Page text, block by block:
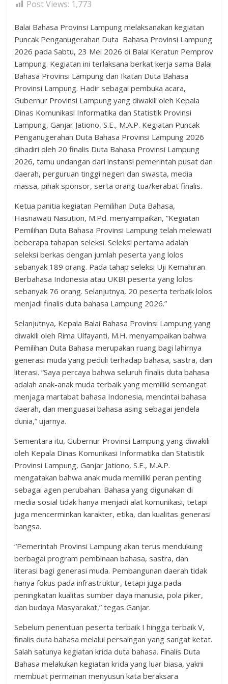
Post Views: 1,773
Balai Bahasa Provinsi Lampung melaksanakan kegiatan
Puncak Penganugerahan Duta Bahasa Provinsi Lampung
2026 pada Sabtu, 23 Mei 2026 di Balai Keratun Pemprov
Lampung. Kegiatan ini terlaksana berkat kerja sama Balai
Bahasa Provinsi Lampung dan Ikatan Duta Bahasa
Provinsi Lampung. Hadir sebagai pembuka acara,
Gubernur Provinsi Lampung yang diwakili oleh Kepala
Dinas Komunikasi Informatika dan Statistik Provinsi
Lampung, Ganjar Jationo, S.E., M.A.P. Kegiatan Puncak
Penganugerahan Duta Bahasa Provinsi Lampung 2026
dihadiri oleh 20 finalis Duta Bahasa Provinsi Lampung
2026, tamu undangan dari instansi pemerintah pusat dan
daerah, perguruan tinggi negeri dan swasta, media
massa, pihak sponsor, serta orang tua/kerabat finalis.
Ketua panitia kegiatan Pemilihan Duta Bahasa,
Hasnawati Nasution, M.Pd. menyampaikan, “Kegiatan
Pemilihan Duta Bahasa Provinsi Lampung telah melewati
beberapa tahapan seleksi. Seleksi pertama adalah
seleksi berkas dengan jumlah peserta yang lolos
sebanyak 189 orang. Pada tahap seleksi Uji Kemahiran
Berbahasa Indonesia atau UKBI peserta yang lolos
sebanyak 76 orang. Selanjutnya, 20 peserta terbaik lolos
menjadi finalis duta bahasa Lampung 2026.”
Selanjutnya, Kepala Balai Bahasa Provinsi Lampung yang
diwakili oleh Rima Ulfayanti, M.H. menyampaikan bahwa
Pemilihan Duta Bahasa merupakan ruang bagi lahirnya
generasi muda yang peduli terhadap bahasa, sastra, dan
literasi. “Saya percaya bahwa seluruh finalis duta bahasa
adalah anak-anak muda terbaik yang memiliki semangat
menjaga martabat bahasa Indonesia, mencintai bahasa
daerah, dan menguasai bahasa asing sebagai jendela
dunia,” ujarnya.
Sementara itu, Gubernur Provinsi Lampung yang diwakili
oleh Kepala Dinas Komunikasi Informatika dan Statistik
Provinsi Lampung, Ganjar Jationo, S.E., M.A.P.
mengatakan bahwa anak muda memiliki peran penting
sebagai agen perubahan. Bahasa yang digunakan di
media sosial tidak hanya menjadi alat komunikasi, tetapi
juga mencerminkan karakter, etika, dan kualitas generasi
bangsa.
“Pemerintah Provinsi Lampung akan terus mendukung
berbagai program pembinaan bahasa, sastra, dan
literasi bagi generasi muda. Pembangunan daerah tidak
hanya fokus pada infrastruktur, tetapi juga pada
peningkatan kualitas sumber daya manusia, pola piker,
dan budaya Masyarakat,” tegas Ganjar.
Sebelum penentuan peserta terbaik I hingga terbaik V,
finalis duta bahasa melalui persaingan yang sangat ketat.
Salah satunya kegiatan krida duta bahasa. Finalis Duta
Bahasa melakukan kegiatan krida yang luar biasa, yakni
membuat permainan menyusun kata beraksara